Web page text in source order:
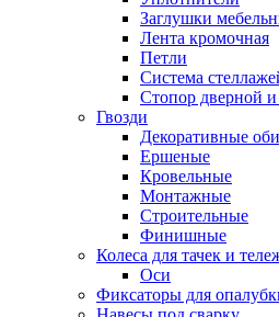
Заглушки
Лента кромочная
Петли
Система
Стопор дверной
Гвозди
Декоративные
Ершеные
Кровельные
Монтажные
Строительные
Финишные
Колеса для тачек и
Оси
Фиксаторы для